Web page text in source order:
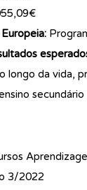
longo da vida,
3/2022